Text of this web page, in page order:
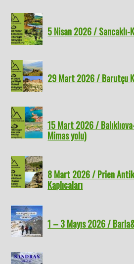
5 Nisan 2026 / Sancaklı-
29 Mart 2026 / Barutçu
15 Mart 2026 /
Mimas yolu)
8 Mart 2026 / Prien
Kaplıcaları
1 – 3 Mayıs 2026 /